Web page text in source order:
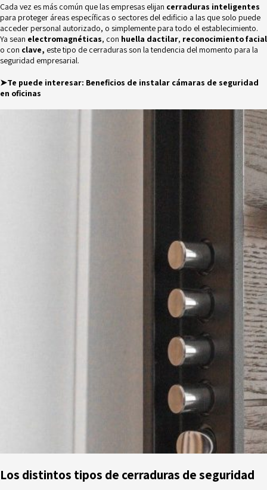
Cada vez es más común que las empresas elijan cerraduras inteligentes
para proteger áreas específicas o sectores del edificio a las que solo puede
acceder personal autorizado, o simplemente para todo el establecimiento.
Ya sean electromagnéticas, con huella dactilar, reconocimiento facial
o con clave, este tipo de cerraduras son la tendencia del momento para la
seguridad empresarial.
➤Te puede interesar: Beneficios de instalar cámaras de seguridad
en oficinas
Los distintos tipos de cerraduras de seguridad